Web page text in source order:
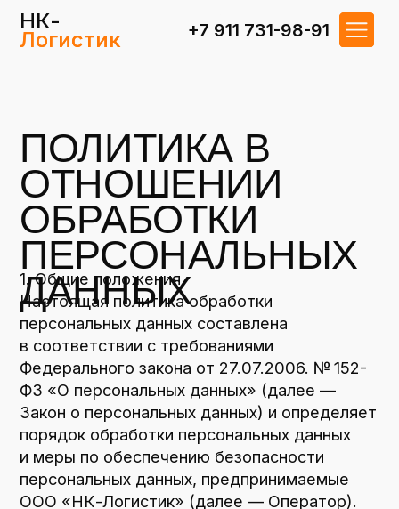
НК-
Логистик
НК-
Логистик +7 911 731-98-91
1. Общие положения
Настоящая политика обработки
персональных данных составлена
в соответствии с требованиями
Федерального закона от 27.07.2006. № 152-
ФЗ «О персональных данных» (далее —
Закон о персональных данных) и определяет
порядок обработки персональных данных
и меры по обеспечению безопасности
персональных данных, предпринимаемые
ООО «НК-Логистик» (далее — Оператор).
1.1. Оператор ставит своей важнейшей
целью и условием осуществления своей
деятельности соблюдение прав и свобод
человека и гражданина при обработке его
персональных данных, в том числе защиты
прав на неприкосновенность частной жизни,
личную и семейную тайну.
1.2. Настоящая политика Оператора
в отношении обработки персональных
ОТНОШЕНИИ
ОБРАБОТКИ
ПЕРСОНАЛЬНЫХ
ДАННЫХ